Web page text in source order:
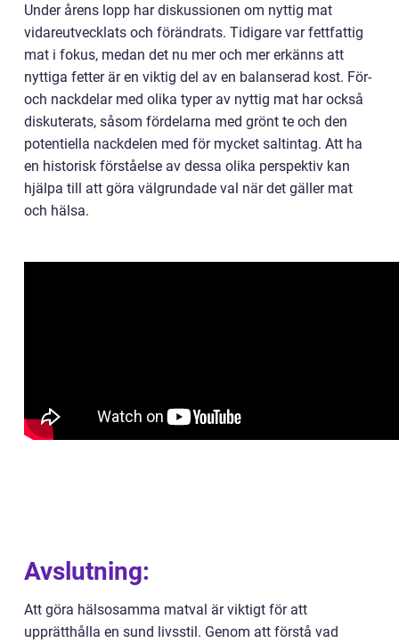
Under årens lopp har diskussionen om nyttig mat
vidareutvecklats och förändrats. Tidigare var fettfattig
mat i fokus, medan det nu mer och mer erkänns att
nyttiga fetter är en viktig del av en balanserad kost. För-
och nackdelar med olika typer av nyttig mat har också
diskuterats, såsom fördelarna med grönt te och den
potentiella nackdelen med för mycket saltintag. Att ha
en historisk förståelse av dessa olika perspektiv kan
hjälpa till att göra välgrundade val när det gäller mat
och hälsa.
Avslutning:
Att göra hälsosamma matval är viktigt för att
upprätthålla en sund livsstil. Genom att förstå vad